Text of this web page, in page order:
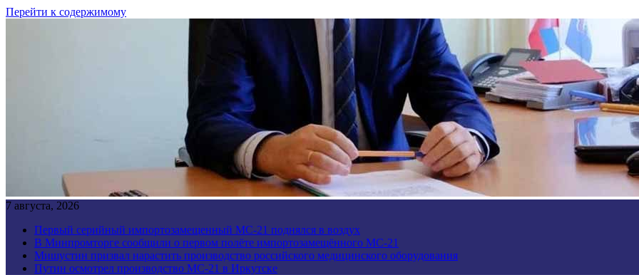
Перейти к содержимому
7 августа, 2026
Первый серийный импортозамещенный МС-21 поднялся в воздух
В Минпромторге сообщили о первом полёте импортозамещённого МС-21
Мишустин призвал нарастить производство российского медицинского оборудования
Путин осмотрел производство МС-21 в Иркутске